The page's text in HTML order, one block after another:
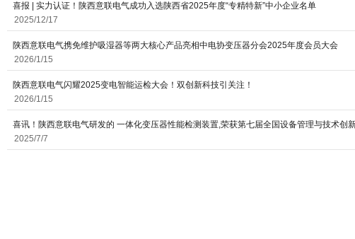
喜报 | 实力认证！陕西意联电气成功入选陕西省2025年度“专精特新”中小企业名单
2025/12/17
陕西意联电气携免维护吸湿器等两大核心产品亮相中电协变压器分会2025年度会员大会
2026/1/15
陕西意联电气闪耀2025变电智能运检大会！双创新科技引关注！
2026/1/15
喜讯！陕西意联电气研发的 一体化变压器性能检测装置,荣获第七届全国设备管理与技术创
2025/7/7